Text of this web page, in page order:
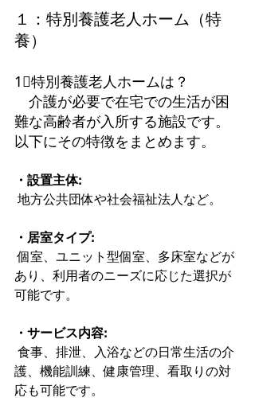
１：特別養護老人ホーム（特
養）
1⃣特別養護老人ホームは？
介護が必要で在宅での生活が困
難な高齢者が入所する施設です。
以下にその特徴をまとめます。
・設置主体:
地方公共団体や社会福祉法人など。
・居室タイプ:
個室、ユニット型個室、多床室などが
あり、利用者のニーズに応じた選択が
可能です。
・サービス内容:
食事、排泄、入浴などの日常生活の介
護、機能訓練、健康管理、看取りの対
応も可能です。